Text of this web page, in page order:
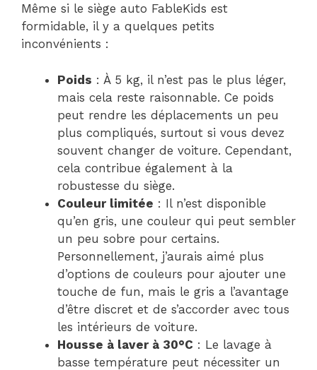
Même si le siège auto FableKids est
formidable, il y a quelques petits
inconvénients :
Poids : À 5 kg, il n’est pas le plus léger,
mais cela reste raisonnable. Ce poids
peut rendre les déplacements un peu
plus compliqués, surtout si vous devez
souvent changer de voiture. Cependant,
cela contribue également à la
robustesse du siège.
Couleur limitée : Il n’est disponible
qu’en gris, une couleur qui peut sembler
un peu sobre pour certains.
Personnellement, j’aurais aimé plus
d’options de couleurs pour ajouter une
touche de fun, mais le gris a l’avantage
d’être discret et de s’accorder avec tous
les intérieurs de voiture.
Housse à laver à 30°C : Le lavage à
basse température peut nécessiter un